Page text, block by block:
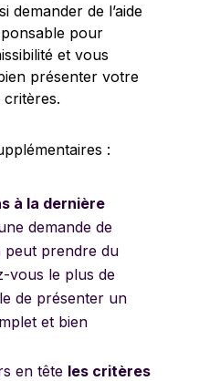
demander de l’aide
pour
et vous
présenter votre
:
à la dernière
demande de
peut prendre du
vous le plus de
de présenter un
et bien
en tête les critères